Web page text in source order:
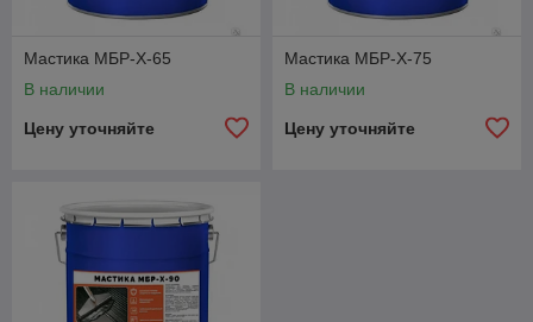
Мастика МБР-Х-65
В наличии
Цену уточняйте
Мастика МБР-Х-75
В наличии
Цену уточняйте